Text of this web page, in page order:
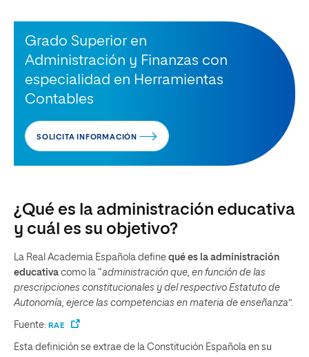
Grado Superior en
Administración y Finanzas con
especialidad en Herramientas
Contables
SOLICITA INFORMACIÓN
¿Qué es la administración educativa
y cuál es su objetivo?
La Real Academia Española define qué es la administración
educativa como la “administración que, en función de las
prescripciones constitucionales y del respectivo Estatuto de
Autonomía, ejerce las competencias en materia de enseñanza”.
Fuente: RAE
Esta definición se extrae de la Constitución Española en su